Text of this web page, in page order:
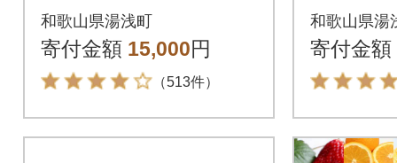
ころ手選別】有田みか
ん10kg大玉(2L～4L混
合)
和歌山県湯浅町
寄付金額 15,000円
（513件）
田・庄
(家庭用
合)
和歌山県湯
寄付金額